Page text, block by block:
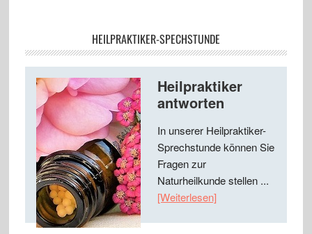
HEILPRAKTIKER-SPECHSTUNDE
Heilpraktiker
antworten
In unserer Heilpraktiker-
Sprechstunde können Sie
Fragen zur
Naturheilkunde stellen ...
[Weiterlesen]